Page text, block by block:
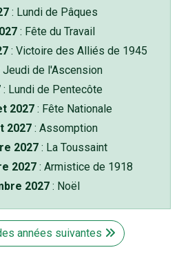
: Lundi de Pâques
: Fête du Travail
: Victoire des Alliés de 1945
Jeudi de l'Ascension
: Lundi de Pentecôte
2027 : Fête Nationale
2027 : Assomption
2027 : La Toussaint
2027 : Armistice de 1918
2027 : Noël
années suivantes